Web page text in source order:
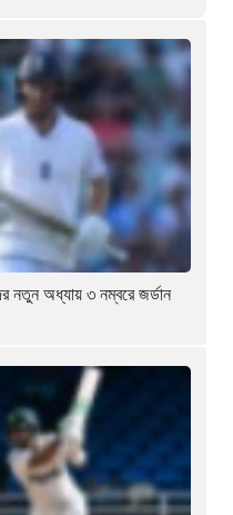
নতুন অধ্যায় ৩ নম্বরে জর্ডান